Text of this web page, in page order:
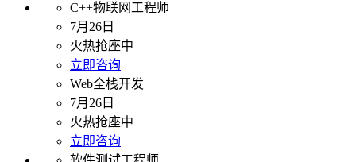
C++物联网工程师
7月26日
火热抢座中
立即咨询
Web全栈开发
7月26日
火热抢座中
立即咨询